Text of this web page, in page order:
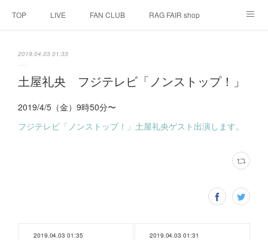
TOP LIVE FAN CLUB RAG FAIR shop
2019.04.03 01:33
土屋礼央 フジテレビ「ノンストップ！」
2019/4/5（金）9時50分〜
フジテレビ「ノンストップ！」土屋礼央ゲスト出演します。
2019.04.03 01:35 2019.04.03 01:31